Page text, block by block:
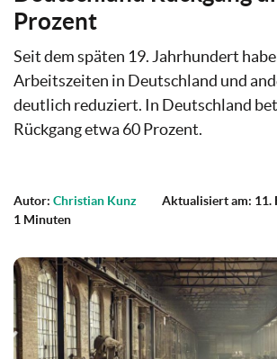
Prozent
Seit dem späten 19. Jahrhundert
Arbeitszeiten in Deutschland und
deutlich reduziert. In Deutschland
Rückgang etwa 60 Prozent.
Autor: Christian Kunz
Aktualisiert am: 11.
1 Minuten